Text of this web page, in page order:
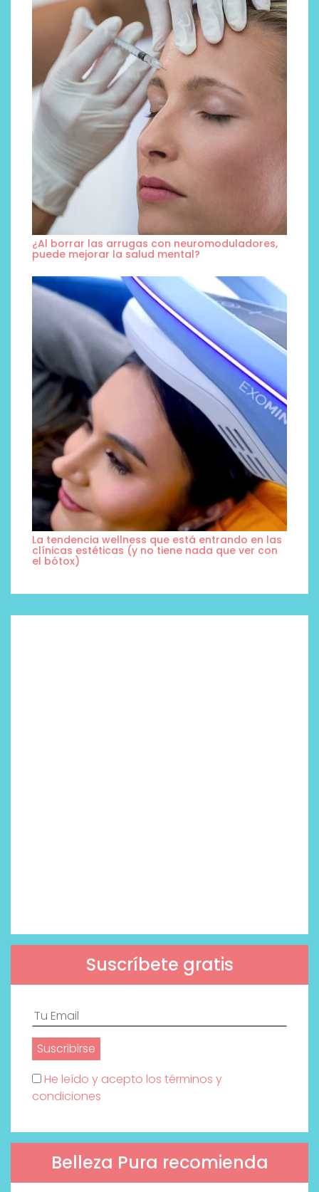
¿Al borrar las arrugas con neuromoduladores,
puede mejorar la salud mental?
La tendencia wellness que está entrando en las
clínicas estéticas (y no tiene nada que ver con
el bótox)
Suscríbete gratis
He leído y acepto los términos y
condiciones
Belleza Pura recomienda